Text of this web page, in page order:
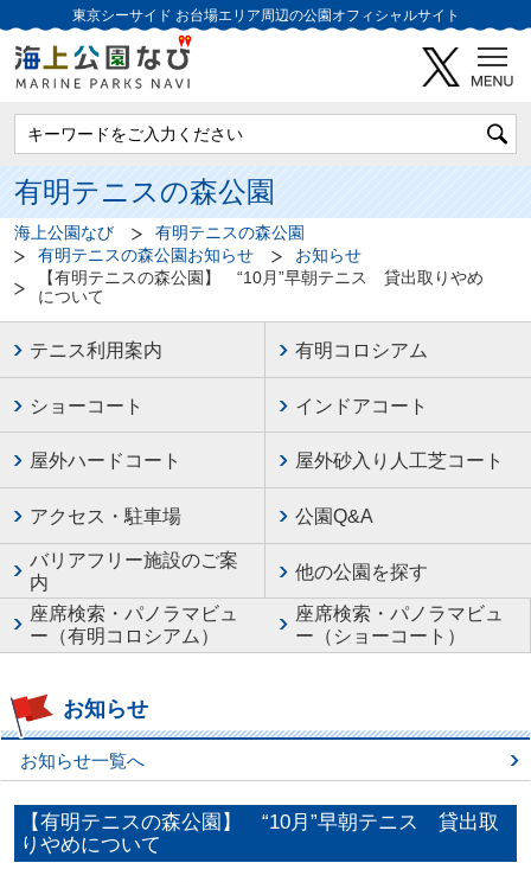
東京シーサイド お台場エリア周辺の公園オフィシャルサイト
有明テニスの森公園
海上公園なび
有明テニスの森公園
有明テニスの森公園お知らせ
お知らせ
【有明テニスの森公園】 “10月”早朝テニス 貸出取りやめ
について
テニス利用案内 有明コロシアム
ショーコート インドアコート
屋外ハードコート 屋外砂入り人工芝コート
アクセス・駐車場 公園Q&A
バリアフリー施設のご案
内
他の公園を探す
座席検索・パノラマビュ
ー（有明コロシアム）
座席検索・パノラマビュ
ー（ショーコート）
お知らせ
お知らせ一覧へ
【有明テニスの森公園】 “10月”早朝テニス 貸出取
りやめについて